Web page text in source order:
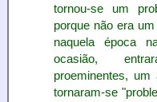
tornou-se um
porque não era
naquela época
ocasião,
proeminentes,
tornaram-se